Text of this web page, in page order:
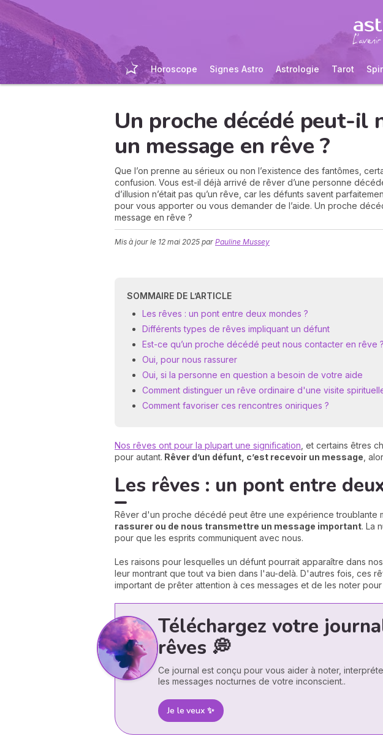
Horoscope Signes Astro Astrologie Tarot
Un proche décédé peut-il
un message en rêve ?
Que l’on prenne au sérieux ou non l’existence des fantômes,
confusion. Vous est-il déjà arrivé de rêver d’une personne
d’illusion n’était pas qu’un rêve, car les défunts savent
pour vous apporter ou vous demander de l’aide. Un proche
message en rêve ?
Mis à jour le 12 mai 2025 par Pauline Mussey
SOMMAIRE DE L’ARTICLE
Les rêves : un pont entre deux mondes ?
Différents types de rêves impliquant un défunt
Est-ce qu’un proche décédé peut nous contacter en rêve ?
Oui, pour nous rassurer
Oui, si la personne en question a besoin de votre aide
Comment distinguer un rêve ordinaire d'une visite
Comment favoriser ces rencontres oniriques ?
Nos rêves ont pour la plupart une signification , et certains êtres
pour autant. Rêver d’un défunt, c’est recevoir un message ,
Les rêves : un pont entre
Rêver d'un proche décédé peut être une expérience troublante
rassurer ou de nous transmettre un message important. La
pour que les esprits communiquent avec nous.
Les raisons pour lesquelles un défunt pourrait apparaître dans
leur montrant que tout va bien dans l'au-delà. D'autres fois, ces
important de prêter attention à ces messages et de les noter
Téléchargez votre
rêves 💭
Ce journal est conçu pour vous aider à noter,
les messages nocturnes de votre inconscient..
Je le veux ✨